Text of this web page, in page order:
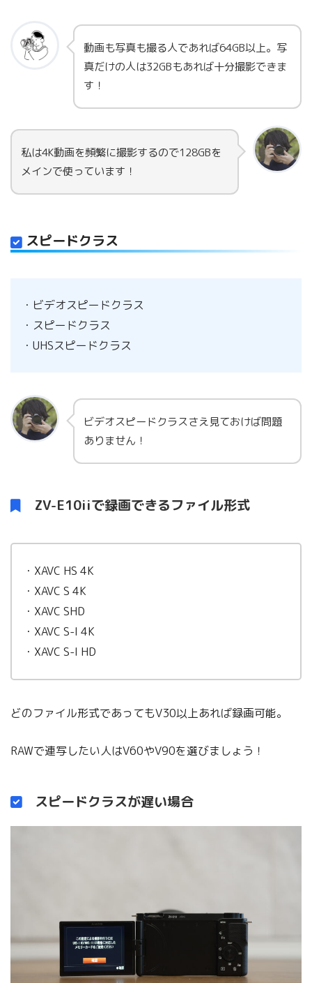
動画も写真も撮る人であれば64GB以上。写
真だけの人は32GBもあれば十分撮影できま
す！
私は4K動画を頻繁に撮影するので128GBを
メインで使っています！
スピードクラス
・ビデオスピードクラス
・スピードクラス
・UHSスピードクラス
ビデオスピードクラスさえ見ておけば問題
ありません！
ZV-E10iiで録画できるファイル形式
・XAVC HS 4K
・XAVC S 4K
・XAVC SHD
・XAVC S-I 4K
・XAVC S-I HD
どのファイル形式であってもV30以上あれば録画可能。
RAWで連写したい人はV60やV90を選びましょう！
スピードクラスが遅い場合